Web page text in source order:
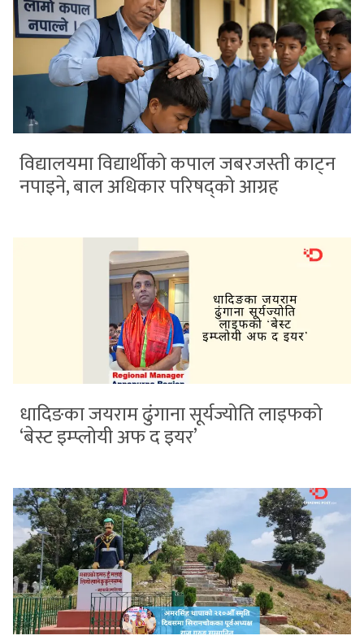
विद्यालयमा विद्यार्थीको कपाल जबरजस्ती काट्न
नपाइने, बाल अधिकार परिषद्को आग्रह
धादिङका जयराम ढुंगाना सूर्यज्योति लाइफको
‘बेस्ट इम्प्लोयी अफ द इयर’